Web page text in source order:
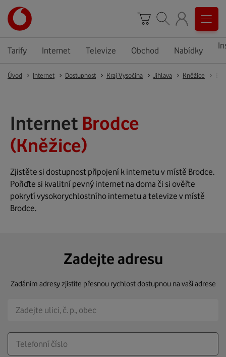
Tarify Internet Televize Obchod Nabídky
Úvod Internet Dostupnost Kraj Vysočina Jihlava Kněžice
Internet Brodce
(Kněžice)
Zjistěte si dostupnost připojení k internetu v místě Brodce.
Pořiďte si kvalitní pevný internet na doma či si ověřte
pokrytí vysokorychlostního internetu a televize v místě
Brodce.
Zadejte adresu
Zadáním adresy zjistíte přesnou rychlost dostupnou na vaší adrese